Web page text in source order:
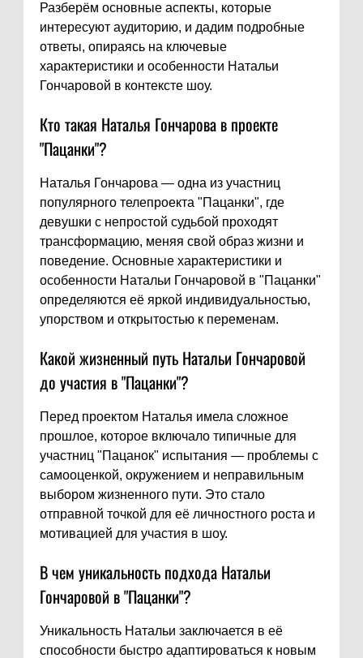
Разберём основные аспекты, которые
интересуют аудиторию, и дадим подробные
ответы, опираясь на ключевые
характеристики и особенности Натальи
Гончаровой в контексте шоу.
Кто такая Наталья Гончарова в проекте
"Пацанки"?
Наталья Гончарова — одна из участниц
популярного телепроекта "Пацанки", где
девушки с непростой судьбой проходят
трансформацию, меняя свой образ жизни и
поведение. Основные характеристики и
особенности Натальи Гончаровой в "Пацанки"
определяются её яркой индивидуальностью,
упорством и открытостью к переменам.
Какой жизненный путь Натальи Гончаровой
до участия в "Пацанки"?
Перед проектом Наталья имела сложное
прошлое, которое включало типичные для
участниц "Пацанок" испытания — проблемы с
самооценкой, окружением и неправильным
выбором жизненного пути. Это стало
отправной точкой для её личностного роста и
мотивацией для участия в шоу.
В чем уникальность подхода Натальи
Гончаровой в "Пацанки"?
Уникальность Натальи заключается в её
способности быстро адаптироваться к новым